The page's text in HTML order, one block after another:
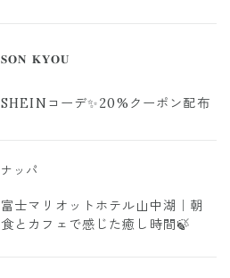
𝐒𝐎𝐍 𝐊𝐘𝐎𝐔
SHEINコーデ✨20%クーポン配布
ナッパ
富士マリオットホテル山中湖｜朝
食とカフェで感じた癒し時間🍃